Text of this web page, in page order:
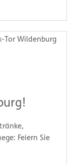
Tor Wildenburg